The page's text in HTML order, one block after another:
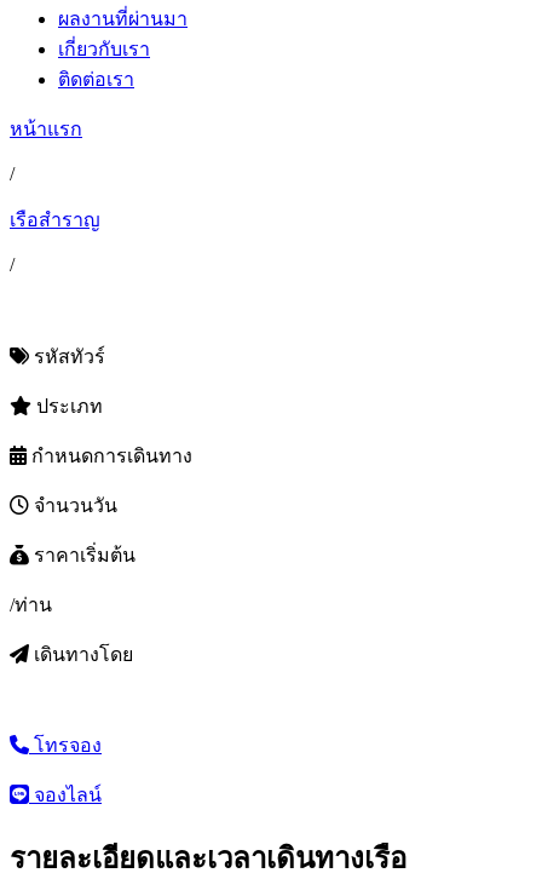
ผลงานที่ผ่านมา
เกี่ยวกับเรา
ติดต่อเรา
หน้าแรก
/
เรือสำราญ
/
รหัสทัวร์
ประเภท
กำหนดการเดินทาง
จำนวนวัน
ราคาเริ่มต้น
/ท่าน
เดินทางโดย
โทรจอง
จองไลน์
รายละเอียดและเวลาเดินทางเรือ